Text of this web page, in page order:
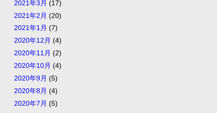
2021年3月 (17)
2021年2月 (20)
2021年1月 (7)
2020年12月 (4)
2020年11月 (2)
2020年10月 (4)
2020年9月 (5)
2020年8月 (4)
2020年7月 (5)